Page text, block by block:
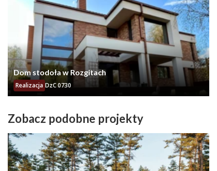
Dom stodoła w Rozgitach
Realizacja DzC 0730
Zobacz podobne projekty